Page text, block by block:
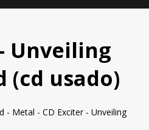
Unveiling
(cd usado)
- Metal - CD Exciter - Unveiling